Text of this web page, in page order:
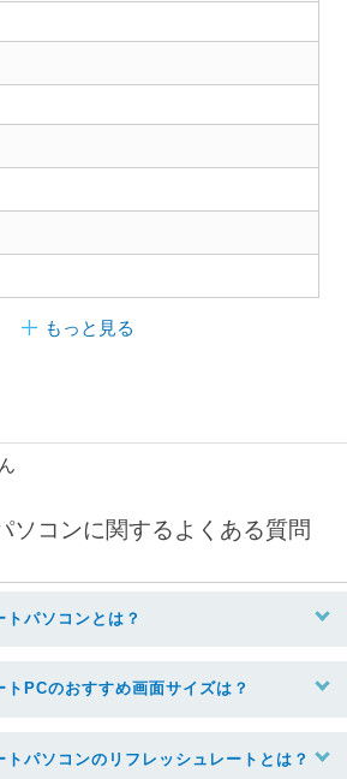
もっと見る
ソコンに関するよくある質問
パソコンとは？
トPCのおすすめ画面サイズは？
トパソコンのリフレッシュレートとは？